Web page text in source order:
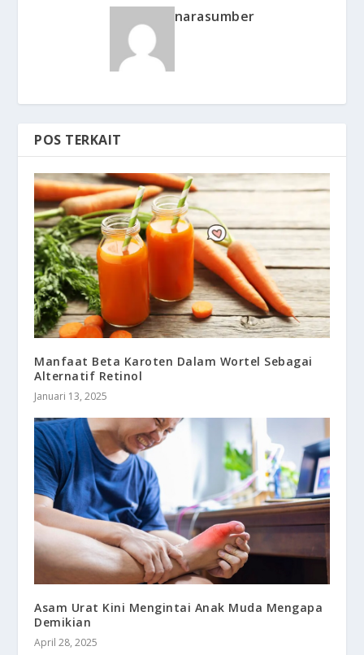
narasumber
POS TERKAIT
Manfaat Beta Karoten Dalam Wortel Sebagai
Alternatif Retinol
Januari 13, 2025
Asam Urat Kini Mengintai Anak Muda Mengapa
Demikian
April 28, 2025